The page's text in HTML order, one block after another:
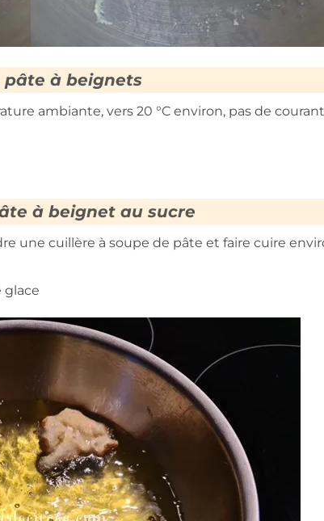
pâte à beignets
ambiante, vers 20 °C environ, pas de courant
à beignet au sucre
une cuillère à soupe de pâte et faire cuire
glace